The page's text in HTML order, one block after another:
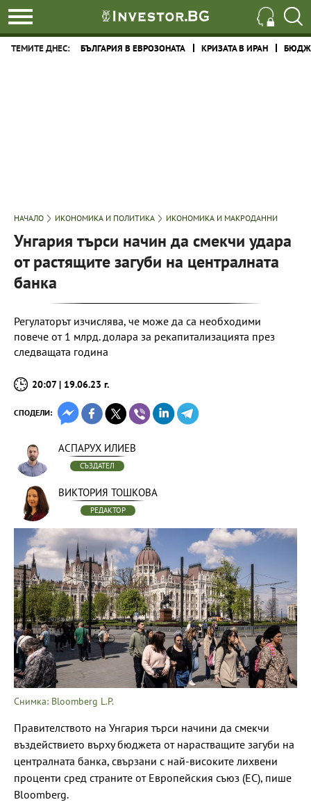
ТЕМИТЕ ДНЕС: БЪЛГАРИЯ В ЕВРОЗОНАТА КРИЗАТА В ИРАН
НАЧАЛО ИКОНОМИКА И ПОЛИТИКА ИКОНОМИКА И МАКРОДАННИ
Унгария търси начин да смекчи удара
от растящите загуби на централната
банка
Регулаторът изчислява, че може да са необходими
повече от 1 млрд. долара за рекапитализацията през
следващата година
20:07 | 19.06.23 г.
СПОДЕЛИ:
АСПАРУХ ИЛИЕВ
СЪЗДАТЕЛ
ВИКТОРИЯ ТОШКОВА
РЕДАКТОР
Снимка: Bloomberg L.P.
Правителството на Унгария търси начини да смекчи
въздействието върху бюджета от нарастващите загуби на
централната банка, свързани с най-високите лихвени
проценти сред страните от Европейския съюз (ЕС), пише
Bloomberg.